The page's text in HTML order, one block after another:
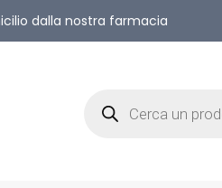
dalla nostra farmacia